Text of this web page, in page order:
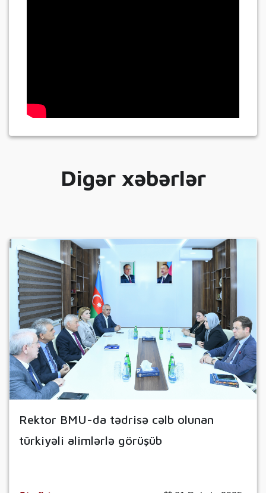
Digər xəbərlər
Rektor BMU-da tədrisə cəlb olunan
türkiyəli alimlərlə görüşüb